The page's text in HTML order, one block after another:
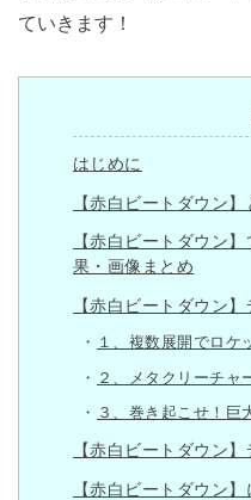
ていきます！
はじめに
【赤白ビートダウン】
【赤白ビートダウン
果・画像まとめ
【赤白ビートダウン
１、複数展開でロケ
２、メタクリーチャ
３、巻き起こせ！巨
【赤白ビートダウン
【赤白ビートダウン